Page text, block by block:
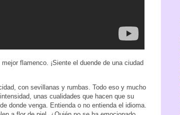
flamenco. ¡Siente el duende de una ciudad
con sevillanas y rumbas. Todo eso y mucho
unas cualidades que hacen que su
donde venga. Entienda o no entienda el idioma.